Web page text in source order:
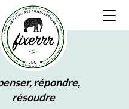
répondre,
résoudre